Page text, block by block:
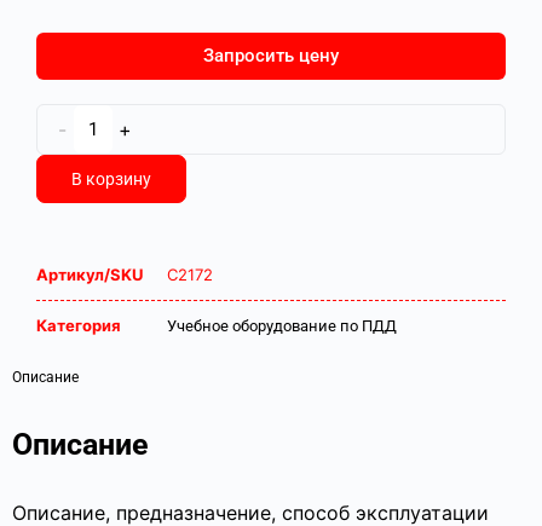
Запросить цену
- +
В корзину
Артикул/SKU С2172
Категория Учебное оборудование по ПДД
Описание
Описание
Описание, предназначение, способ эксплуатации